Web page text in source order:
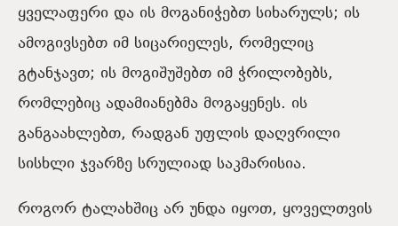
ყველაფერი და ის მოგანიჭებთ სიხარულს; ის
ამოგივსებთ იმ სიცარიელეს, რომელიც
გტანჯავთ; ის მოგიშუშებთ იმ ჭრილობებს,
რომლებიც ადამიანებმა მოგაყენეს. ის
განგაახლებთ, რადგან უფლის დაღვრილი
სისხლი ჯვარზე სრულიად საკმარისია.
როგორ ტალახშიც არ უნდა იყოთ, ყოველთვის